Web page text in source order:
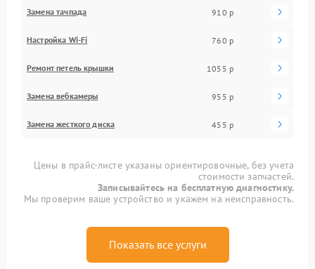
Замена тачпада 910 р
Настройка Wi-Fi 760 р
Ремонт петель крышки 1055 р
Замена вебкамеры 955 р
Замена жесткого диска 455 р
Цены в прайс-листе указаны ориентировочные, без учета
стоимости запчастей.
Записывайтесь на бесплатную диагностику.
Мы проверим ваше устройство и укажем на неисправность.
Показать все услуги